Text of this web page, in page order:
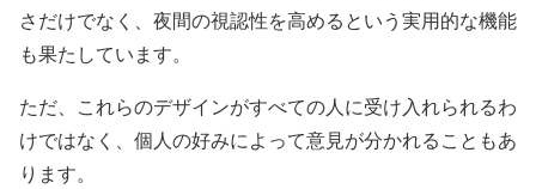
さだけでなく、夜間の視認性を高めるという実用的な機能
も果たしています。
ただ、これらのデザインがすべての人に受け入れられるわ
けではなく、個人の好みによって意見が分かれることもあ
ります。